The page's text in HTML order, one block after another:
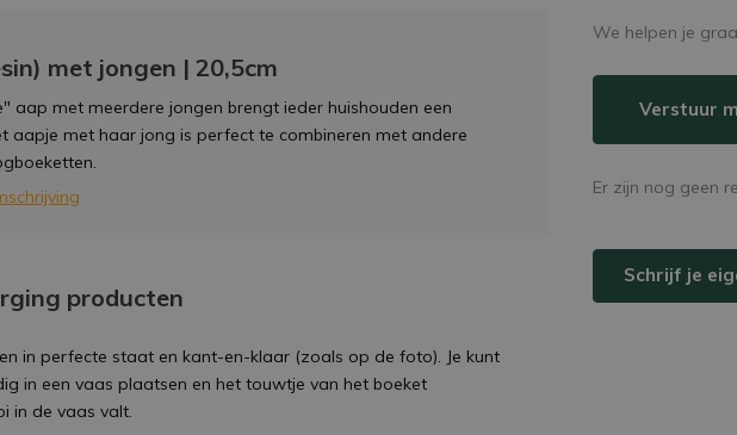
met jongen | 20,5cm
aap met meerdere jongen brengt ieder huishouden een
aapje met haar jong is perfect te combineren met andere
producten
in perfecte staat en kant-en-klaar (zoals op de foto). Je kunt
in een vaas plaatsen en het touwtje van het boeket
in de vaas valt.
We helpen je
Verstuur
Er zijn nog geen
Schrijf je